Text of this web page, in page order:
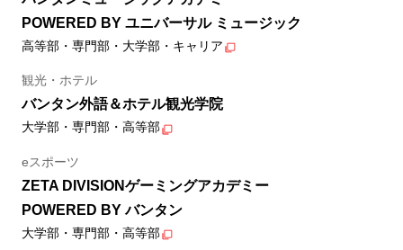
POWERED BY ユニバーサル ミュージック
高等部・専門部・大学部・キャリア
観光・ホテル
バンタン外語＆ホテル観光学院
大学部・専門部・高等部
eスポーツ
ZETA DIVISIONゲーミングアカデミー
POWERED BY バンタン
大学部・専門部・高等部